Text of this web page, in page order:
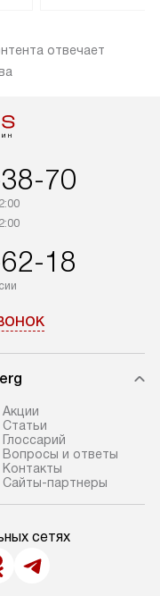
подключается
отвечает
70
18
Акции
Cтатьи
Глоссарий
Вопросы и ответы
Контакты
Сайты-партнеры
сетях